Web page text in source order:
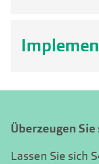
Überzeugen Sie
Lassen Sie sich